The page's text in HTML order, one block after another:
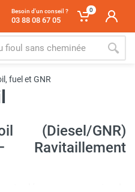
Besoin d'un conseil ?
03 88 08 67 05
0
fuel et GNR
(Diesel/GNR)
Ravitaillement